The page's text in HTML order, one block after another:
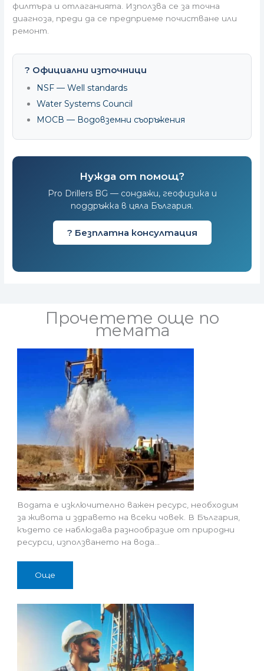
филтъра и отлаганията. Използва се за точна
диагноза, преди да се предприеме почистване или
ремонт.
? Официални източници
NSF — Well standards
Water Systems Council
МОСВ — Водовземни съоръжения
Нужда от помощ?
Pro Drillers BG — сондажи, геофизика и
поддръжка в цяла България.
? Безплатна консултация
Прочетете още по
темата
Водата е изключително важен ресурс, необходим
за живота и здравето на всеки човек. В България,
където се наблюдава разнообразие от природни
ресурси, използването на вода…
Още